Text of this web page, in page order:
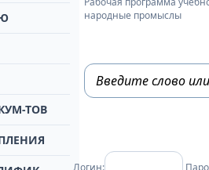
ТОВ
народные промыслы